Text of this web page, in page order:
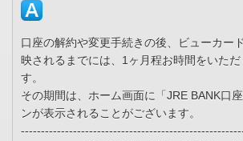
口座の解約や変更手続きの後、ビューカー
映されるまでには、1ヶ月程お時間をいただ
す。
その期間は、ホーム画面に「JRE BANK口
ンが表示されることがございます。